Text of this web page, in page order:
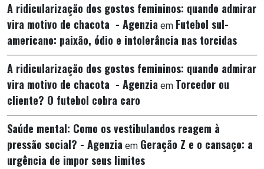
A ridicularização dos gostos femininos: quando admirar
vira motivo de chacota - Agenzia em Futebol sul-
americano: paixão, ódio e intolerância nas torcidas
A ridicularização dos gostos femininos: quando admirar
vira motivo de chacota - Agenzia em Torcedor ou
cliente? O futebol cobra caro
Saúde mental: Como os vestibulandos reagem à
pressão social? - Agenzia em Geração Z e o cansaço: a
urgência de impor seus limites